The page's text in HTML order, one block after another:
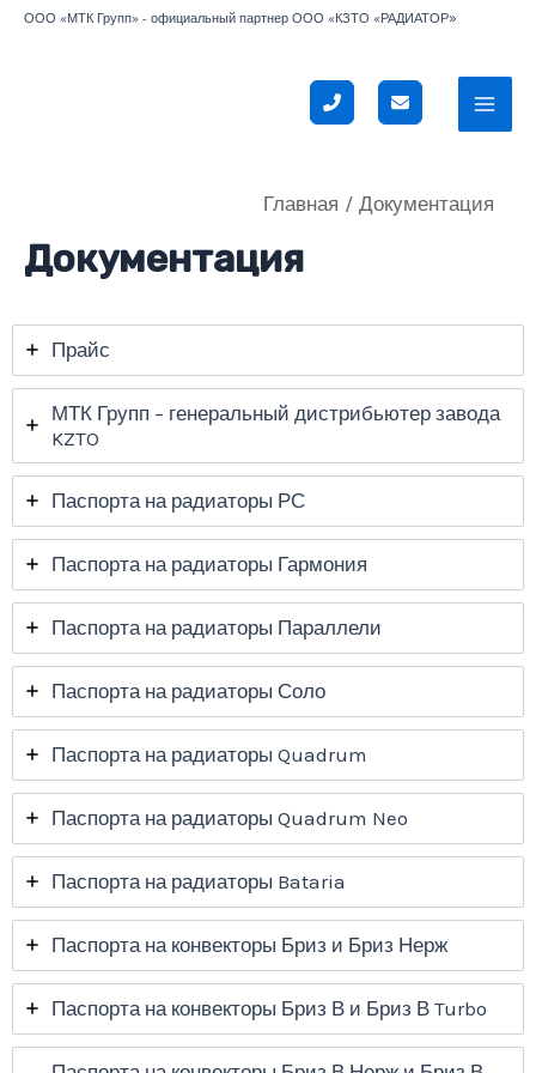
Перейти
ООО «МТК Групп» - официальный партнер ООО «КЗТО «РАДИАТОР»
Главная Документация
Документация
Прайс
МТК Групп – генеральный дистрибьютер завода
KZTO
Паспорта на радиаторы РС
Паспорта на радиаторы Гармония
Паспорта на радиаторы Параллели
Паспорта на радиаторы Соло
Паспорта на радиаторы Quadrum
Паспорта на радиаторы Quadrum Neo
Паспорта на радиаторы Bataria
Паспорта на конвекторы Бриз и Бриз Нерж
Паспорта на конвекторы Бриз В и Бриз В Turbo